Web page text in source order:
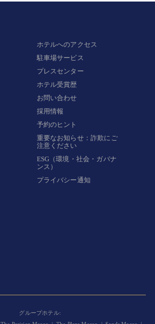
ホテルへのアクセス
駐車場サービス
プレスセンター
ホテル受賞歴
お問い合わせ
採用情報
予約のヒント
重要なお知らせ：詐欺にご
注意ください
ESG（環境・社会・ガバナ
ンス）
プライバシー通知
グループホテル: